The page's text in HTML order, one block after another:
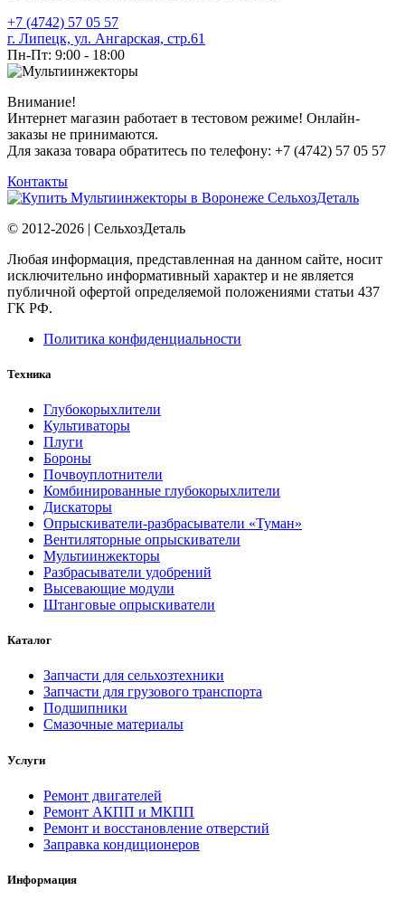
+7 (4742) 57 05 57
г. Липецк, ул. Ангарская, стр.61
Пн-Пт: 9:00 - 18:00
Внимание!
Интернет магазин работает в тестовом режиме! Онлайн-
заказы не принимаются.
Для заказа товара обратитесь по телефону: +7 (4742) 57 05 57
Контакты
СельхозДеталь
© 2012-2026 | СельхозДеталь
Любая информация, представленная на данном сайте, носит
исключительно информативный характер и не является
публичной офертой определяемой положениями статьи 437
ГК РФ.
Политика конфиденциальности
Техника
Глубокорыхлители
Культиваторы
Плуги
Бороны
Почвоуплотнители
Комбинированные глубокорыхлители
Дискаторы
Опрыскиватели-разбрасыватели «Туман»
Вентиляторные опрыскиватели
Мультиинжекторы
Разбрасыватели удобрений
Высевающие модули
Штанговые опрыскиватели
Каталог
Запчасти для сельхозтехники
Запчасти для грузового транспорта
Подшипники
Смазочные материалы
Услуги
Ремонт двигателей
Ремонт АКПП и МКПП
Ремонт и восстановление отверстий
Заправка кондиционеров
Информация